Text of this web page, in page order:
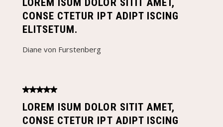
LOREM ISUM DOLOR SITIT AMET,
CONSE CTETUR IPT ADIPT ISCING
ELITSETUM.
Diane von Furstenberg
LOREM ISUM DOLOR SITIT AMET,
CONSE CTETUR IPT ADIPT ISCING